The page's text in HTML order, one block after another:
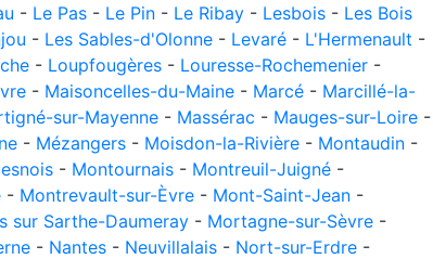
- Le Pas - Le Pin - Le Ribay - Lesbois - Les Bois
- Les Sables-d'Olonne - Levaré - L'Hermenault -
- Loupfougères - Louresse-Rochemenier -
- Maisoncelles-du-Maine - Marcé - Marcillé-la-
sur-Mayenne - Massérac - Mauges-sur-Loire -
- Mézangers - Moisdon-la-Rivière - Montaudin -
- Montournais - Montreuil-Juigné -
- Montrevault-sur-Èvre - Mont-Saint-Jean -
sur Sarthe-Daumeray - Mortagne-sur-Sèvre -
- Nantes - Neuvillalais - Nort-sur-Erdre -